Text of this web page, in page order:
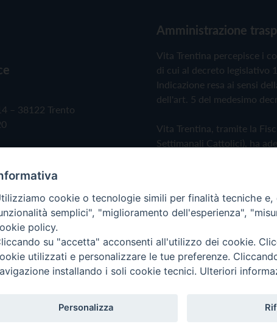
– 38122 Trento
Amministrazione
Vita Trentina percepisce i
di cui al decreto legislativo
Indicazione resa ai sensi
dell'art. 5 del medesimo
Vita Trentina, tramite la
Settimanali Cattolici), ha
Privacy Policy Cookie
i diritti riservati - Vita Trentina Editrice
cookie o tecnologie simili per finalità tecniche
semplici", "miglioramento dell'esperienza",
policy.
su "accetta" acconsenti all'utilizzo dei cookie.
utilizzati e personalizzare le tue preferenze.
installando i soli cookie tecnici. Ulteriori
Personalizza